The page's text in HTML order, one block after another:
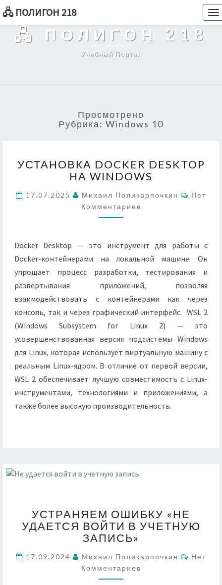
🖧 ПОЛИГОН 218
🖧 ПОЛИГОН 218
Учебный Портал
Просмотрено
Рубрика: Windows 10
DOCKER
DESKTOP
WINDOWS
УСТАНОВКА DOCKER DESKTOP
НА WINDOWS
17.07.2025 Михаил Поликарпочкин
Нет
Комментариев
Docker Desktop — это инструмент для работы с
Docker-контейнерами на локальной машине. Он
упрощает процесс разработки, тестирования и
развертывания приложений, позволяя
взаимодействовать с контейнерами как через
консоль, так и через графический интерфейс. WSL 2
(Windows Subsystem for Linux 2) — это
усовершенствованная версия подсистемы Windows
для Linux, которая использует виртуальную машину с
реальным Linux-ядром. В отличие от первой версии,
WSL 2 обеспечивает лучшую совместимость с Linux-
инструментами, технологиями и приложениями, а
также более высокую производительность.
ОШИБКУ
«НЕ
УДАЕТСЯ
В
УЧЕТНУЮ
ЗАПИСЬ»
УСТРАНЯЕМ ОШИБКУ «НЕ
УДАЕТСЯ ВОЙТИ В УЧЕТНУЮ
ЗАПИСЬ»
17.09.2024 Михаил Поликарпочкин
Нет
Комментариев